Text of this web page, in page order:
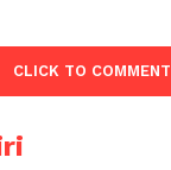
CLICK TO COMMENT